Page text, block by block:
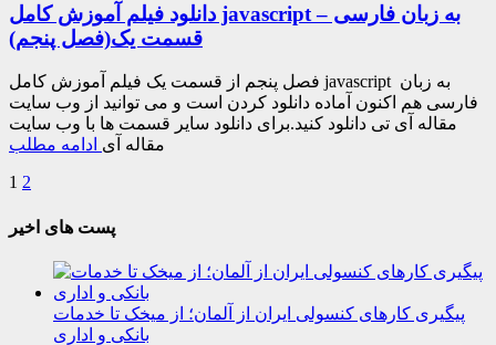
دانلود فیلم آموزش کامل javascript به زبان فارسی –
قسمت یک(فصل پنجم)
فصل پنجم از قسمت یک فیلم آموزش کامل javascript به زبان
فارسی هم اکنون آماده دانلود کردن است و می توانید از وب سایت
مقاله آی تی دانلود کنید.برای دانلود سایر قسمت ها با وب سایت
مقاله آی ادامه مطلب
1 2
پست های اخیر
پیگیری کارهای کنسولی ایران از آلمان؛ از میخک تا خدمات
بانکی و اداری